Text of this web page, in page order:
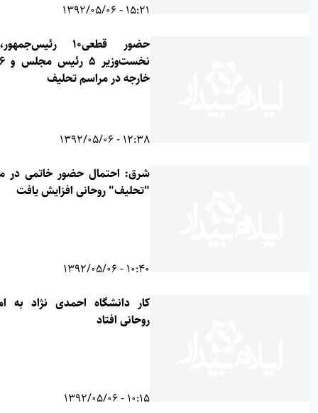
حضور قطعی۱۰ رئیس‌جمهور، ۳
نخست‌وزیر ۵ رئیس مجلس و ۶ وزیر‌
خارجه در مراسم تحلیف
شرق: احتمال حضور خاتمی در مراسم
"تحلیف" روحانی افزایش یافت
کار دانشگاه احمدی نژاد به امضای
روحانی افتاد